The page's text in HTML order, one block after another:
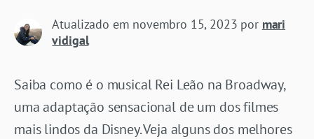
Atualizado em novembro 15, 2023 por mari
vidigal
Saiba como é o musical Rei Leão na Broadway,
uma adaptação sensacional de um dos filmes
mais lindos da Disney. Veja alguns dos melhores